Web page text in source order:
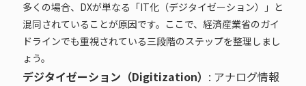
多くの場合、DXが単なる「IT化（デジタイゼーション）」と
混同されていることが原因です。ここで、経済産業省のガイ
ドラインでも重視されている三段階のステップを整理しまし
ょう。
デジタイゼーション（Digitization） : アナログ情報